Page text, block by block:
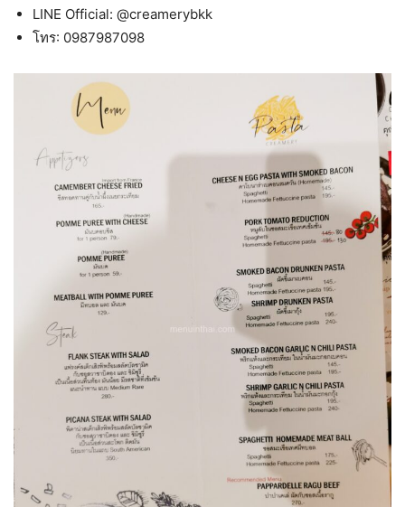
LINE Official: @creamerybkk
โทร: 0987987098